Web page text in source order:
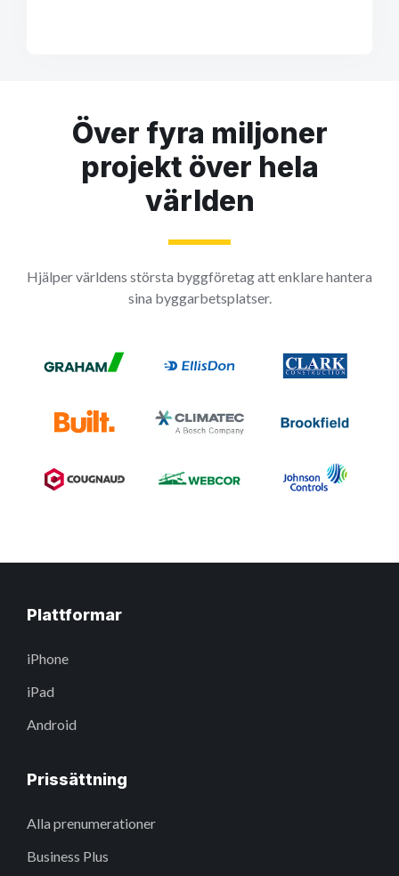
Över fyra miljoner
projekt över hela
världen
Hjälper världens största byggföretag att enklare hantera
sina byggarbetsplatser.
Plattformar
iPhone
iPad
Android
Prissättning
Alla prenumerationer
Business Plus